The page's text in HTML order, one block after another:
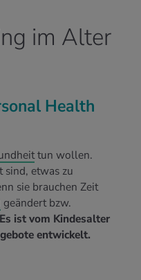
im Alter
Health
tun wollen.
sind, etwas zu
sie brauchen Zeit
geändert bzw.
ist vom Kindesalter
entwickelt.